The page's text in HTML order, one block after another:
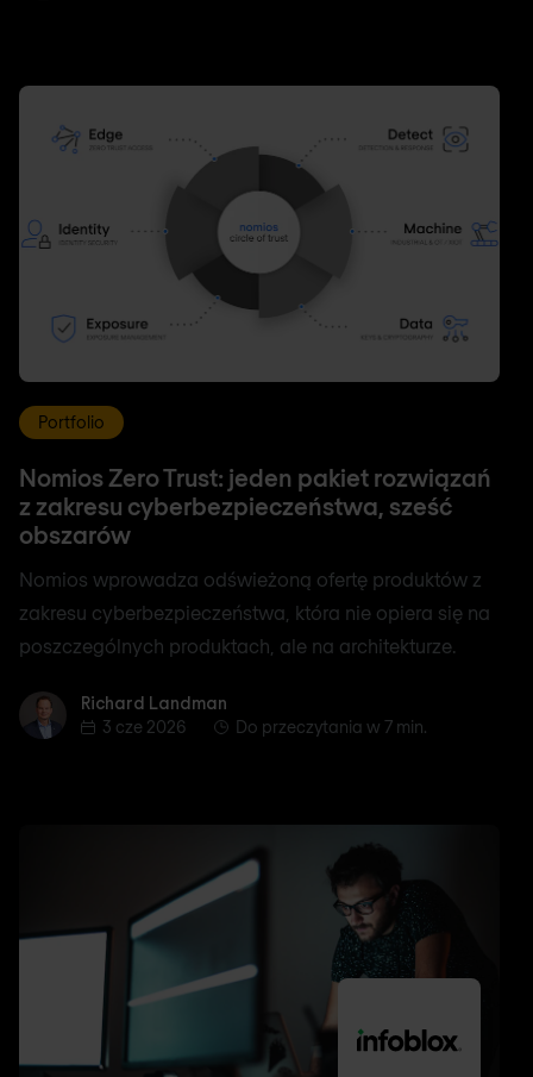
Portfolio
Nomios Zero Trust: jeden pakiet rozwiązań
z zakresu cyberbezpieczeństwa, sześć
obszarów
Nomios wprowadza odświeżoną ofertę produktów z
zakresu cyberbezpieczeństwa, która nie opiera się na
poszczególnych produktach, ale na architekturze.
Richard Landman
Richard Landman
3 cze 2026
Do przeczytania w 7 min.